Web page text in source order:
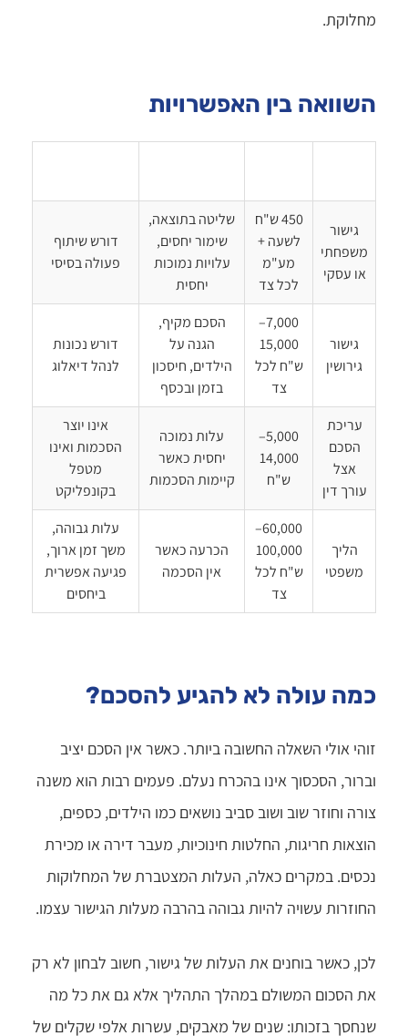
מחלוקת.
השוואה בין האפשרויות
גישור
משפחתי
או עסקי
450 ש"ח
לשעה +
מע"מ
לכל צד
שליטה בתוצאה,
שימור יחסים,
עלויות נמוכות
יחסית
דורש שיתוף
פעולה בסיסי
גישור
גירושין
7,000–
15,000
ש"ח לכל
צד
הסכם מקיף,
הגנה על
הילדים, חיסכון
בזמן ובכסף
דורש נכונות
לנהל דיאלוג
עריכת
הסכם
אצל
עורך דין
5,000–
14,000
ש"ח
עלות נמוכה
יחסית כאשר
קיימות הסכמות
אינו יוצר
הסכמות ואינו
מטפל
בקונפליקט
הליך
משפטי
60,000–
100,000
ש"ח לכל
צד
הכרעה כאשר
אין הסכמה
עלות גבוהה,
משך זמן ארוך,
פגיעה אפשרית
ביחסים
כמה עולה לא להגיע להסכם?
זוהי אולי השאלה החשובה ביותר. כאשר אין הסכם יציב
וברור, הסכסוך אינו בהכרח נעלם. פעמים רבות הוא משנה
צורה וחוזר שוב ושוב סביב נושאים כמו הילדים, כספים,
הוצאות חריגות, החלטות חינוכיות, מעבר דירה או מכירת
נכסים. במקרים כאלה, העלות המצטברת של המחלוקות
החוזרות עשויה להיות גבוהה בהרבה מעלות הגישור עצמו.
לכן, כאשר בוחנים את העלות של גישור, חשוב לבחון לא רק
את הסכום המשולם במהלך התהליך אלא גם את כל מה
שנחסך בזכותו: שנים של מאבקים, עשרות אלפי שקלים של